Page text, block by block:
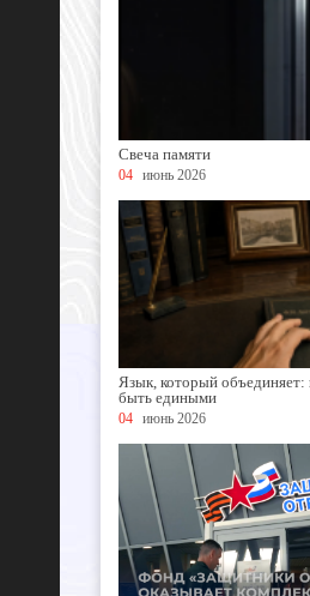
Свеча памяти
04 июнь 2026
Язык, который объединяет:
быть едиными
04 июнь 2026